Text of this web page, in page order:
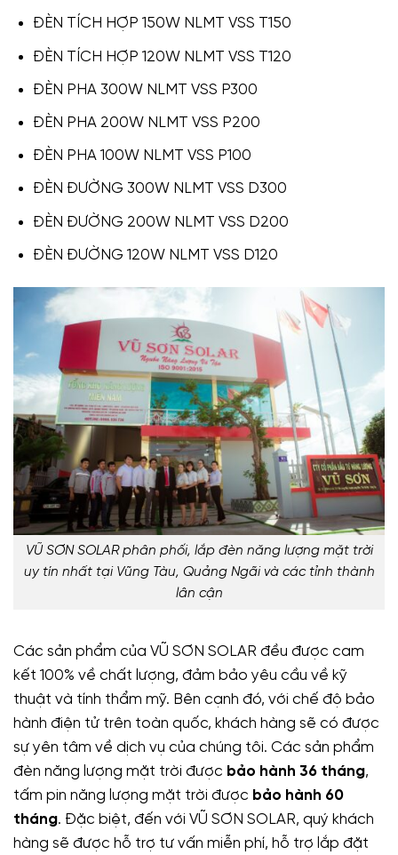
ĐÈN TÍCH HỢP 150W NLMT VSS T150
ĐÈN TÍCH HỢP 120W NLMT VSS T120
ĐÈN PHA 300W NLMT VSS P300
ĐÈN PHA 200W NLMT VSS P200
ĐÈN PHA 100W NLMT VSS P100
ĐÈN ĐƯỜNG 300W NLMT VSS D300
ĐÈN ĐƯỜNG 200W NLMT VSS D200
ĐÈN ĐƯỜNG 120W NLMT VSS D120
VŨ SƠN SOLAR phân phối, lắp đèn năng lượng mặt trời
uy tín nhất tại Vũng Tàu, Quảng Ngãi và các tỉnh thành
lân cận
Các sản phẩm của VŨ SƠN SOLAR đều được cam
kết 100% về chất lượng, đảm bảo yêu cầu về kỹ
thuật và tính thẩm mỹ. Bên cạnh đó, với chế độ bảo
hành điện tử trên toàn quốc, khách hàng sẽ có được
sự yên tâm về dịch vụ của chúng tôi. Các sản phẩm
đèn năng lượng mặt trời được bảo hành 36 tháng,
tấm pin năng lượng mặt trời được bảo hành 60
tháng. Đặc biệt, đến với VŨ SƠN SOLAR, quý khách
hàng sẽ được hỗ trợ tư vấn miễn phí, hỗ trợ lắp đặt